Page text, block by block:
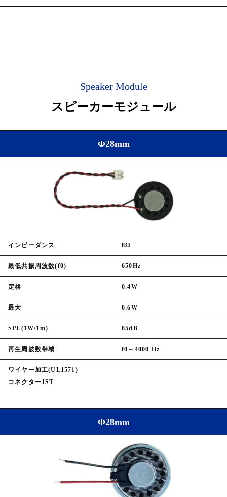
Speaker Module
スピーカーモジュール
Φ28mm
インピーダンス 8Ω
最低共振周波数(f0) 650Hz
定格 0.4W
最大 0.6W
SPL(1W/1m) 85dB
再生周波数帯域 f0～4000 Hz
ワイヤー加工(UL1571)
コネクターJST
Φ28mm